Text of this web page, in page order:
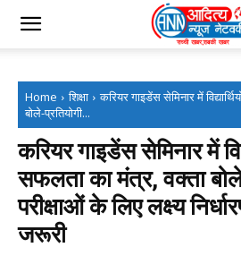
Home शिक्षा
करियर गाइडेंस सेमिनार में
बोले-प्रतियोगी...
करियर गाइडेंस सेमिनार में
सफलता का मंत्र, वक्ता
परीक्षाओं के लिए लक्ष्य
जरूरी